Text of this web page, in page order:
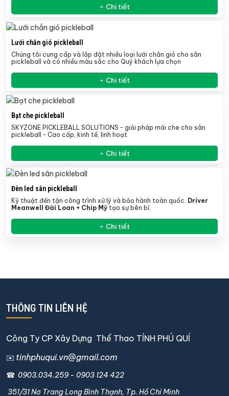
Chi tiết
Lưới chắn gió pickleball
Chúng tôi cung cấp và lắp đặt nhiều loại lưới chắn gió cho sân
pickleball và có nhiều màu sắc cho Quý khách lựa chọn
Chi tiết
Bạt che pickleball
SKYZONE PICKLEBALL SOLUTIONS - giải pháp mái che cho sân
pickleball - Cao cấp, kinh tế, linh hoạt
Chi tiết
Đèn led sân pickleball
Kỹ thuật đến tận công trình xử lý và bảo hành toàn quốc. Driver
Meanwell Đài Loan + Chip Mỹ tạo sự bên bỉ.
Chi tiết
THÔNG TIN LIÊN HỆ
Công Ty CP Xây Dựng Thể Thao TÍNH PHÚ QUÍ
✉️ tinhphuqui.vn@gmail.com
☎ 0903.034.259 - 0903 124 422
351/31 Nơ Trang Long Bình Thạnh, Tp. Hồ Chí Minh